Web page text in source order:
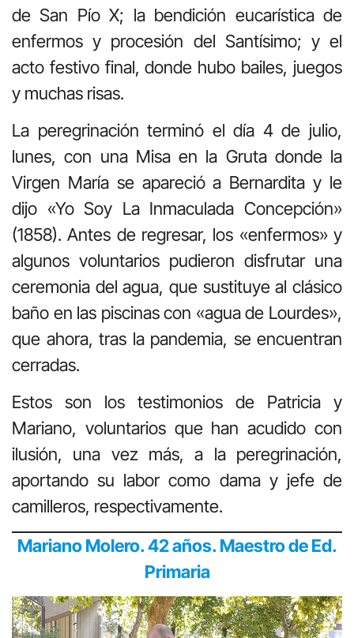
de San Pío X; la bendición eucarística de
enfermos y procesión del Santísimo; y el
acto festivo final, donde hubo bailes, juegos
y muchas risas.
La peregrinación terminó el día 4 de julio,
lunes, con una Misa en la Gruta donde la
Virgen María se apareció a Bernardita y le
dijo «Yo Soy La Inmaculada Concepción»
(1858). Antes de regresar, los «enfermos» y
algunos voluntarios pudieron disfrutar una
ceremonia del agua, que sustituye al clásico
baño en las piscinas con «agua de Lourdes»,
que ahora, tras la pandemia, se encuentran
cerradas.
Estos son los testimonios de Patricia y
Mariano, voluntarios que han acudido con
ilusión, una vez más, a la peregrinación,
aportando su labor como dama y jefe de
camilleros, respectivamente.
Mariano Molero. 42 años. Maestro de Ed.
Primaria